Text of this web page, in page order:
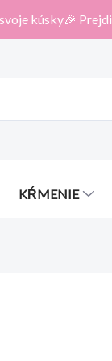
kúsky🎉
KŔMENIE